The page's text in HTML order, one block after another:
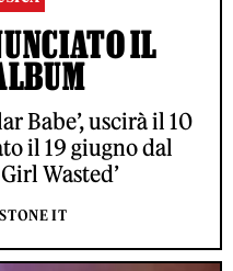
IL
Babe’, uscirà il 10
il 19 giugno dal
Wasted’
IT